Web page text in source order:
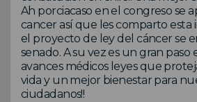
Ah porciacaso en el congreso se
cancer así que les comparto esta
el proyecto de ley del cáncer se
senado. A su vez es un gran paso
avances médicos leyes que
vida y un mejor bienestar para
ciudadanos!!